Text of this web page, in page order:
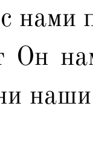
нами
Он